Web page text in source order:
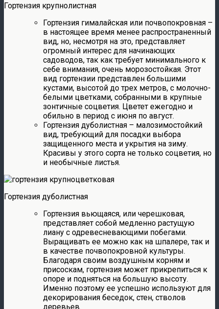
Гортензия крупнолистная
Гортензия гималайская или почвопокровная –
в настоящее время менее распространенный
вид, но, несмотря на это, представляет
огромный интерес для начинающих
садоводов, так как требует минимального к
себе внимания, очень морозостойкая. Этот
вид гортензии представлен большими
кустами, высотой до трех метров, с молочно-
белыми цветками, собранными в крупные
зонтичные соцветия. Цветет ежегодно и
обильно в период с июня по август.
Гортензия дуболистная – малозимостойкий
вид, требующий для посадки выбора
защищенного места и укрытия на зиму.
Красивы у этого сорта не только соцветия, но
и необычные листья.
Гортензия дуболистная
Гортензия вьющаяся, или черешковая,
представляет собой медленно растущую
лиану с одревесневающими побегами.
Выращивать ее можно как на шпалере, так и
в качестве почвопокровной культуры.
Благодаря своим воздушным корням и
присоскам, гортензия может прикрепиться к
опоре и подняться на большую высоту.
Именно поэтому ее успешно используют для
декорирования беседок, стен, стволов
деревьев.